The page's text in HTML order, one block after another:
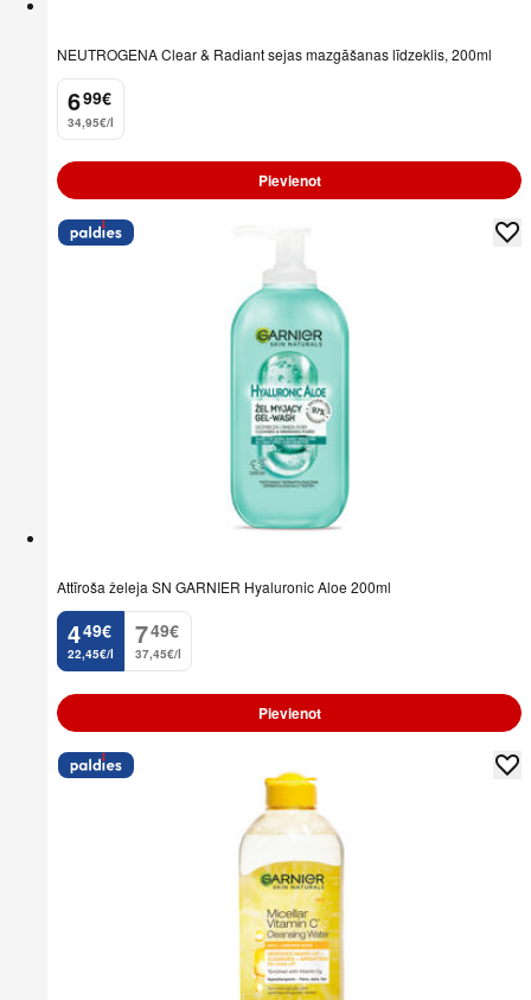
NEUTROGENA Clear & Radiant sejas mazgāšanas līdzeklis, 200ml
6
. 99€
34,95€/l
Pievienot
Attīroša želeja SN GARNIER Hyaluronic Aloe 200ml
4
. 49€
22,45€/l
7
. 49€
37,45€/l
Pievienot